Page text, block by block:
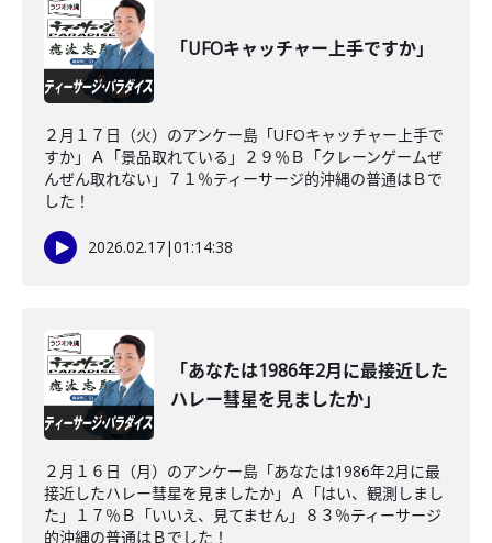
「UFOキャッチャー上手ですか」
２月１７日（火）のアンケー島「UFOキャッチャー上手で
すか」Ａ「景品取れている」２９％Ｂ「クレーンゲームぜ
んぜん取れない」７１％ティーサージ的沖縄の普通はＢで
した！
2026.02.17|01:14:38
「あなたは1986年2月に最接近した
ハレー彗星を見ましたか」
２月１６日（月）のアンケー島「あなたは1986年2月に最
接近したハレー彗星を見ましたか」Ａ「はい、観測しまし
た」１７％Ｂ「いいえ、見てません」８３％ティーサージ
的沖縄の普通はＢでした！